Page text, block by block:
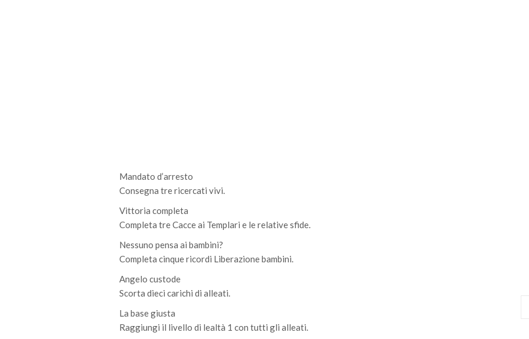
Mandato d’arresto
Consegna tre ricercati vivi.
Vittoria completa
Completa tre Cacce ai Templari e le relative sfide.
Nessuno pensa ai bambini?
Completa cinque ricordi Liberazione bambini.
Angelo custode
Scorta dieci carichi di alleati.
La base giusta
Raggiungi il livello di lealtà 1 con tutti gli alleati.